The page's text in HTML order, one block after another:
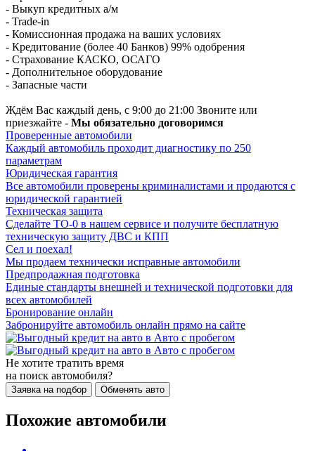
- Выкуп кредитных а/м
- Trade-in
- Комиссионная продажа на ваших условиях
- Кредитование (более 40 Банков) 99% одобрения
- Страхование КАСКО, ОСАГО
- Дополнительное оборудование
- Запасные части
Ждём Вас каждый день, с 9:00 до 21:00 Звоните или
приезжайте - Мы обязательно договоримся
Проверенные автомобили
Каждый автомобиль проходит диагностику по 250
параметрам
Юридическая гарантия
Все автомобили проверены криминалистами и продаются с
юридической гарантией
Техническая защита
Сделайте ТО-0 в нашем сервисе и получите бесплатную
техническую защиту ДВС и КПП
Сел и поехал!
Мы продаем технически исправные автомобили
Предпродажная подготовка
Единые стандарты внешней и технической подготовки для
всех автомобилей
Бронирование онлайн
Забронируйте автомобиль онлайн прямо на сайте
Не хотите тратить время
на поиск автомобиля?
Заявка на подбор Обменять авто
Похожие автомобили